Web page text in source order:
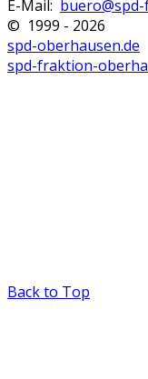
E-Mail:
© 1999 - 2026
spd-oberhausen.de
spd-fraktion-
Back to Top